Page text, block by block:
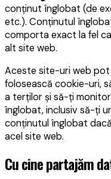
conținut înglobat (de
etc.). Conținutul
comporta exact la fel
alt site web.
Aceste site-uri web
folosească cookie-uri,
a terților și să-ți
înglobat, inclusiv să-ți
conținutul înglobat
acel site web.
Cu cine partajăm